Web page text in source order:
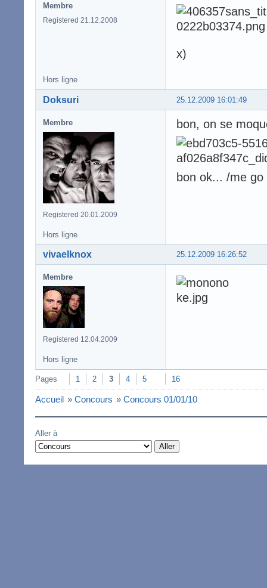
Membre
Registered 21.12.2008
x)
Hors ligne
25.12.2009 16:01:49
Doksuri
Membre
Registered 20.01.2009
bon, on se
bon ok... /me go
Hors ligne
25.12.2009 16:26:52
vivaelknox
Membre
Registered 12.04.2009
Hors ligne
Pages 1 2 3 4 5 16
Accueil » Concours » Concours 01/01/10
Aller à